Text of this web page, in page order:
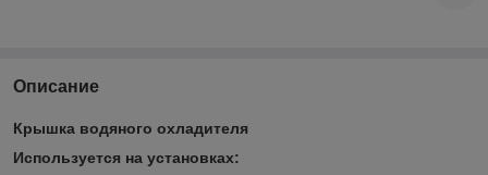
Описание
Крышка водяного охладителя
Используется на установках: